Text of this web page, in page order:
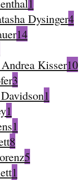
1
Dysinger4
14
Kisser10
3
1
1
1
8
5
1